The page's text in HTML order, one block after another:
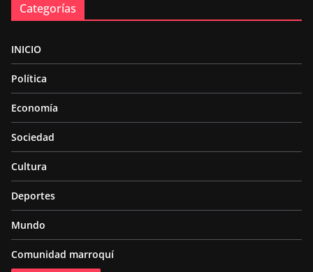
Categorías
INICIO
Política
Economía
Sociedad
Cultura
Deportes
Mundo
Comunidad marroquí